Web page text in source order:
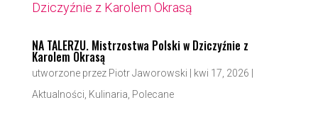
NA TALERZU. Mistrzostwa Polski w Dziczyźnie z
Karolem Okrasą
utworzone przez Piotr Jaworowski kwi 17, 2026
Aktualności Kulinaria Polecane